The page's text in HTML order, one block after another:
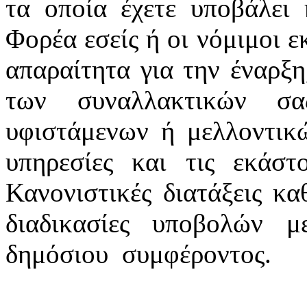
τα οποία έχετε
Φορέα εσείς ή οι νόμιμοι
απαραίτητα για την
των συναλλακτικών
υφιστάμενων ή
υπηρεσίες και τις
Κανονιστικές διατάξεις
διαδικασίες
δημόσιου συμφέροντος.